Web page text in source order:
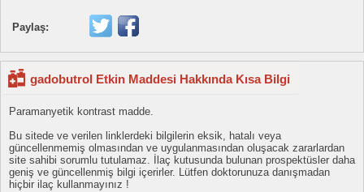
Paylaş:
gadobutrol Etkin Maddesi Hakkında Kısa Bilgi
Paramanyetik kontrast madde.
Bu sitede ve verilen linklerdeki bilgilerin eksik, hatalı veya
güncellenmemiş olmasından ve uygulanmasından oluşacak zararlardan
site sahibi sorumlu tutulamaz. İlaç kutusunda bulunan prospektüsler daha
geniş ve güncellenmiş bilgi içerirler. Lütfen doktorunuza danışmadan
hiçbir ilaç kullanmayınız !